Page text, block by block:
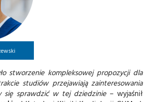
stworzenie kompleksowej propozycji dla
studiów przejawiają zainteresowania
się sprawdzić w tej dziedzinie– wyjaśnił